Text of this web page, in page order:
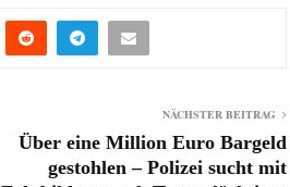
NÄCHSTER BEITRAG
Über eine Million Euro Bargeld
gestohlen – Polizei sucht mit